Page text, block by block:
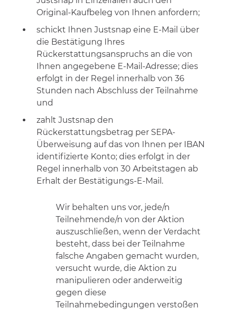
Original-Kaufbeleg von Ihnen anfordern;
schickt Ihnen Justsnap eine E-Mail über
die Bestätigung Ihres
Rückerstattungsanspruchs an die von
Ihnen angegebene E-Mail-Adresse; dies
erfolgt in der Regel innerhalb von 36
Stunden nach Abschluss der Teilnahme
und
zahlt Justsnap den
Rückerstattungsbetrag per SEPA-
Überweisung auf das von Ihnen per IBAN
identifizierte Konto; dies erfolgt in der
Regel innerhalb von 30 Arbeitstagen ab
Erhalt der Bestätigungs-E-Mail.
Wir behalten uns vor, jede/n
Teilnehmende/n von der Aktion
auszuschließen, wenn der Verdacht
besteht, dass bei der Teilnahme
falsche Angaben gemacht wurden,
versucht wurde, die Aktion zu
manipulieren oder anderweitig
gegen diese
Teilnahmebedingungen verstoßen